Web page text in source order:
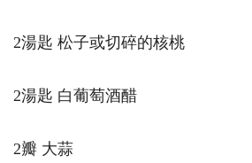
2湯匙 松子或切碎的核桃
2湯匙 白葡萄酒醋
2瓣 大蒜